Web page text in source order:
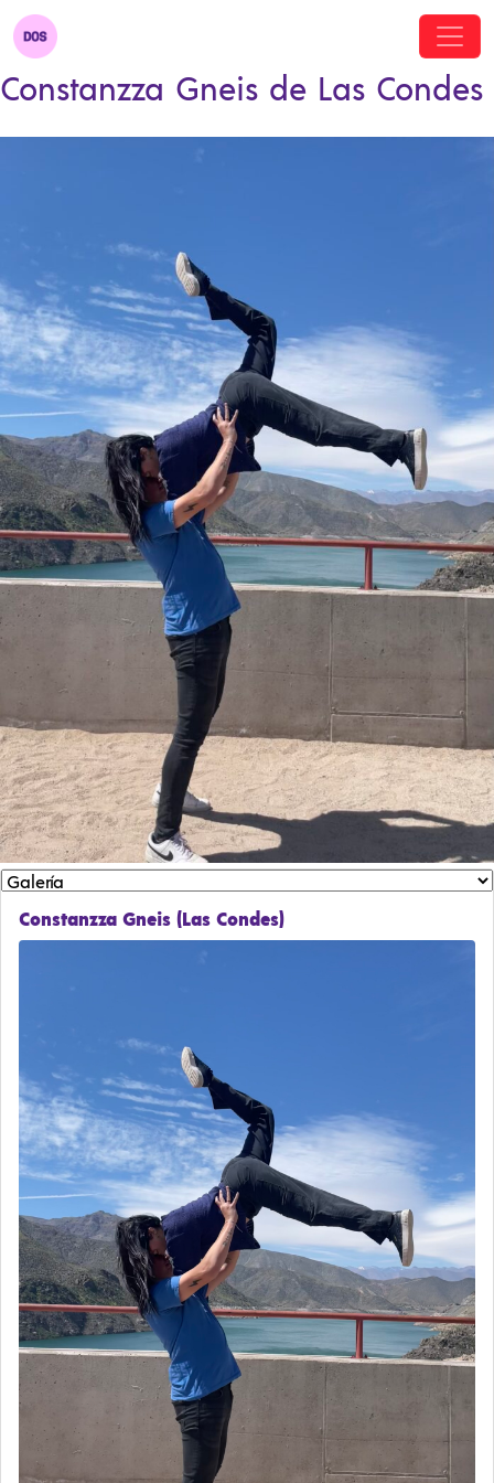
Constanzza Gneis de Las Condes
Constanzza Gneis (Las Condes)